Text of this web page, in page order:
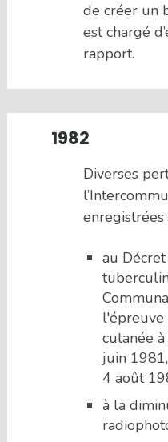
de créer un
est chargé
rapport.
1982
Diverses
enregistrées
au
l'épreuve
cutanée
juin
4 août
à la